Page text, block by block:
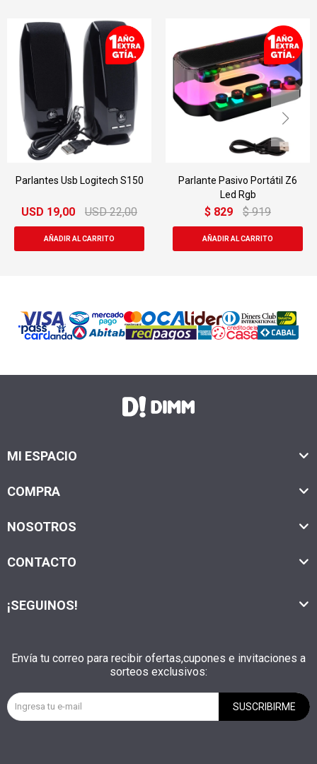
Parlantes Usb Logitech S150
USD 19,00 USD 22,00
Parlante Pasivo Portátil Z6
Led Rgb
$ 829 $ 919
MI ESPACIO
COMPRA
NOSOTROS
CONTACTO
Envía tu correo para recibir ofertas,cupones e invitaciones a
sorteos exclusivos:
SUSCRIBIRME
¡SEGUINOS!